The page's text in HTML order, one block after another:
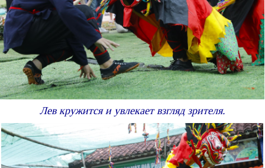
Лев кружится и увлекает взгляд зрителя.